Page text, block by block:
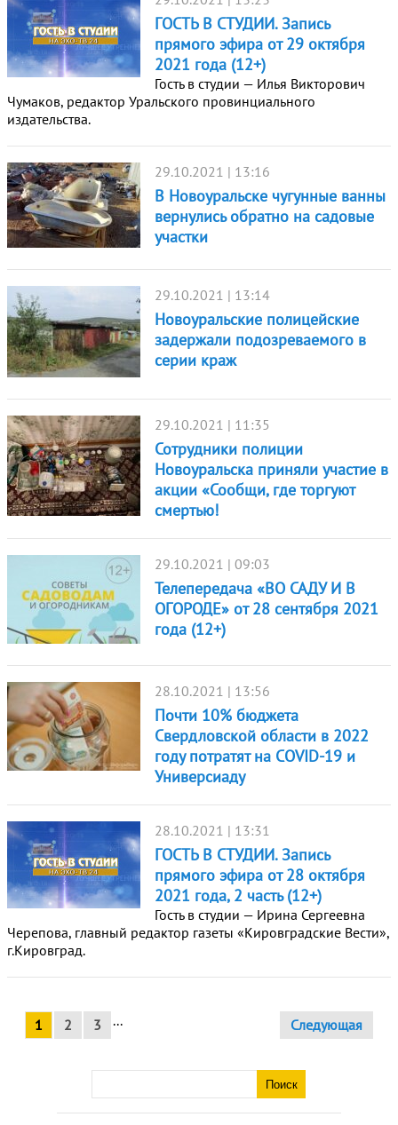
ГОСТЬ В СТУДИИ. Запись
прямого эфира от 29 октября
2021 года (12+)
Гость в студии — Илья Викторович
Чумаков, редактор Уральского провинциального
издательства.
29.10.2021 | 13:16
В Новоуральске чугунные ванны
вернулись обратно на садовые
участки
29.10.2021 | 13:14
Новоуральские полицейские
задержали подозреваемого в
серии краж
29.10.2021 | 11:35
Сотрудники полиции
Новоуральска приняли участие в
акции «Сообщи, где торгуют
смертью!
29.10.2021 | 09:03
Телепередача «ВО САДУ И В
ОГОРОДЕ» от 28 сентября 2021
года (12+)
28.10.2021 | 13:56
Почти 10% бюджета
Свердловской области в 2022
году потратят на COVID-19 и
Универсиаду
28.10.2021 | 13:31
ГОСТЬ В СТУДИИ. Запись
прямого эфира от 28 октября
2021 года, 2 часть (12+)
Гость в студии — Ирина Сергеевна
Черепова, главный редактор газеты «Кировградские Вести»,
г.Кировград.
1 2 3 ... Следующая